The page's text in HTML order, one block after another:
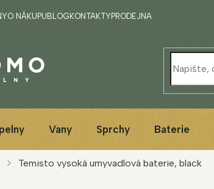
O NÁKUPU BLOG KONTAKTY PRODEJNA
Vany Sprchy Baterie
Temisto vysoká umyvadlová baterie, black